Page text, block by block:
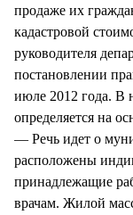
продаже их
кадастровой
руководителя
постановлении
июле 2012 года. В
определяется на
— Речь идет о
расположены
принадлежащие
врачам. Жилой